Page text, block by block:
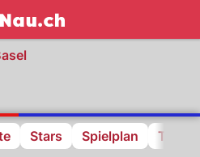
NAU.ch
Stars Spielplan